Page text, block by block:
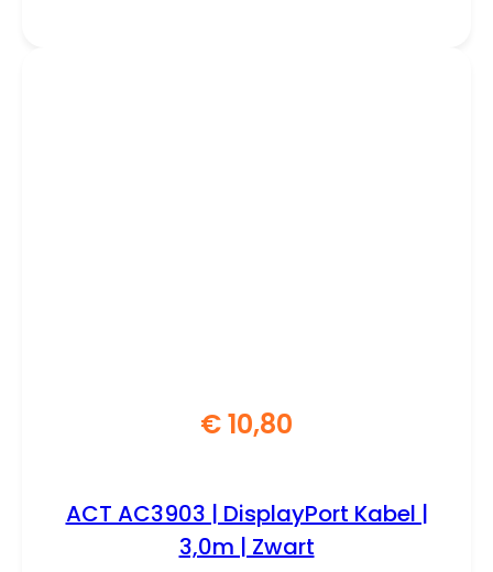
€10,80
ACT AC3903 | DisplayPort Kabel |
3,0m | Zwart